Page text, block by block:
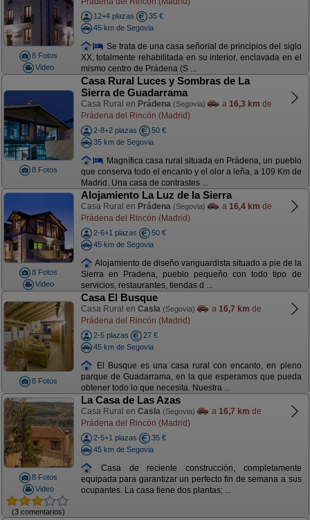
8 Fotos
Video
12+4 plazas
35 €
45 km de Segovia
Se trata de una casa señorial de principios del siglo
XX, totalmente rehabilitada en su interior, enclavada en el
mismo centro de Prádena (S ...
8 Fotos
Casa Rural Luces y Sombras de La
Sierra de Guadarrama
Casa Rural en Prádena (Segovia) a 16,3 km de
Prádena del Rincón (Madrid)
2-8+2 plazas
50 €
35 km de Segovia
Magnífica casa rural situada en Prádena, un pueblo
que conserva todo el encanto y el olor a leña, a 109 Km de
Madrid. Una casa de contrastes ...
8 Fotos
Video
Alojamiento La Luz de la Sierra
Casa Rural en Prádena (Segovia) a 16,4 km de
Prádena del Rincón (Madrid)
2-6+1 plazas
50 €
45 km de Segovia
Alojamiento de diseño vanguardista situado a pie de la
Sierra en Pradena, pueblo pequeño con todo tipo de
servicios, restaurantes, tiendas d ...
8 Fotos
Casa El Busque
Casa Rural en Casla (Segovia) a 16,7 km de
Prádena del Rincón (Madrid)
2-5 plazas
27 €
45 km de Segovia
El Busque es una casa rural con encanto, en pleno
parque de Guadarrama, en la que esperamos que pueda
obtener todo lo que necesita. Nuestra ...
8 Fotos
Video
(3 comentarios)
La Casa de Las Azas
Casa Rural en Casla (Segovia) a 16,7 km de
Prádena del Rincón (Madrid)
2-5+1 plazas
35 €
45 km de Segovia
Casa de reciente construcción, completamente
equipada para garantizar un perfecto fin de semana a sus
ocupantes. La casa tiene dos plantas; ...